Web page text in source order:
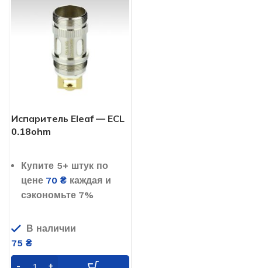
Испаритель Eleaf — ECL
0.18ohm
Купите 5+ штук по
цене 70 ₴ каждая и
сэкономьте 7%
В наличии
75 ₴